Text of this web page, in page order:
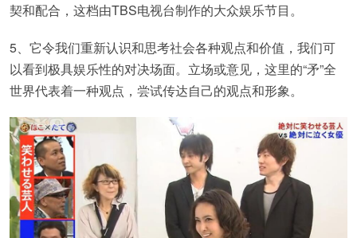
契和配合，这档由TBS电视台制作的大众娱乐节目。
5、它令我们重新认识和思考社会各种观点和价值，我们可
以看到极具娱乐性的对决场面。立场或意见，这里的“矛”全
世界代表着一种观点，尝试传达自己的观点和形象。